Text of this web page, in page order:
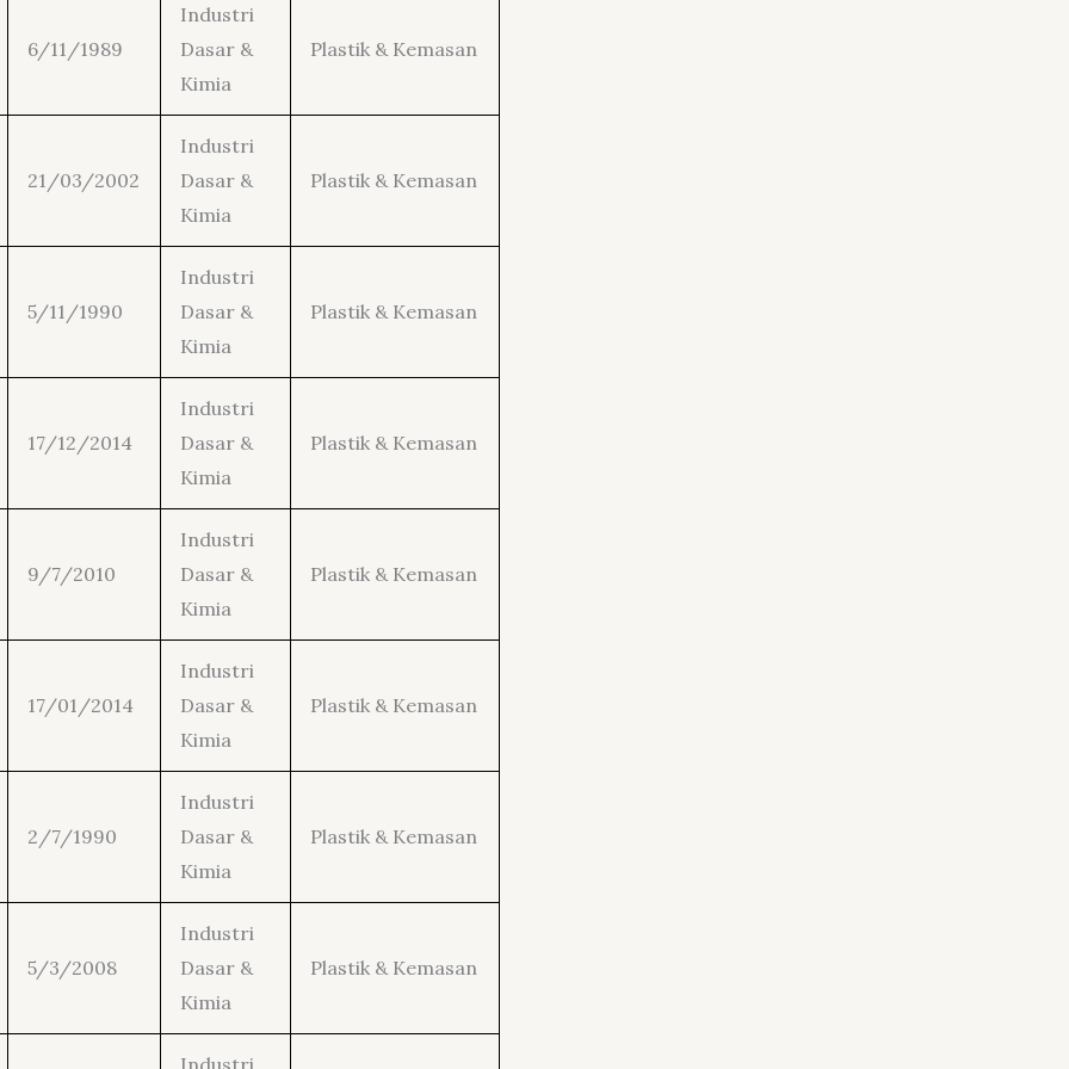
6/11/1989
Industri
Dasar &
Kimia
Plastik & Kemasan
21/03/2002
Industri
Dasar &
Kimia
Plastik & Kemasan
5/11/1990
Industri
Dasar &
Kimia
Plastik & Kemasan
17/12/2014
Industri
Dasar &
Kimia
Plastik & Kemasan
9/7/2010
Industri
Dasar &
Kimia
Plastik & Kemasan
17/01/2014
Industri
Dasar &
Kimia
Plastik & Kemasan
2/7/1990
Industri
Dasar &
Kimia
Plastik & Kemasan
5/3/2008
Industri
Dasar &
Kimia
Plastik & Kemasan